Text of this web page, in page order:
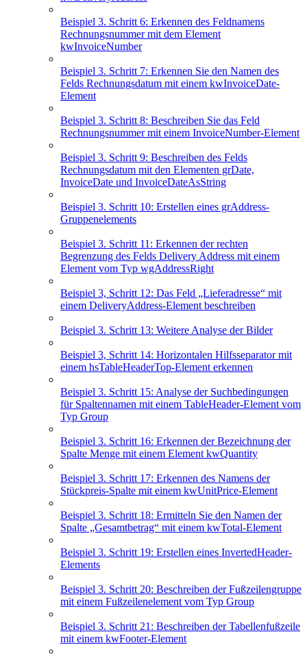
Beispiel 3. Schritt 6: Erkennen des Feldnamens
Rechnungsnummer mit dem Element
kwInvoiceNumber
Beispiel 3. Schritt 7: Erkennen Sie den Namen des
Felds Rechnungsdatum mit einem kwInvoiceDate-
Element
Beispiel 3. Schritt 8: Beschreiben Sie das Feld
Rechnungsnummer mit einem InvoiceNumber-Element
Beispiel 3. Schritt 9: Beschreiben des Felds
Rechnungsdatum mit den Elementen grDate,
InvoiceDate und InvoiceDateAsString
Beispiel 3. Schritt 10: Erstellen eines grAddress-
Gruppenelements
Beispiel 3. Schritt 11: Erkennen der rechten
Begrenzung des Felds Delivery Address mit einem
Element vom Typ wgAddressRight
Beispiel 3, Schritt 12: Das Feld „Lieferadresse“ mit
einem DeliveryAddress-Element beschreiben
Beispiel 3. Schritt 13: Weitere Analyse der Bilder
Beispiel 3, Schritt 14: Horizontalen Hilfsseparator mit
einem hsTableHeaderTop-Element erkennen
Beispiel 3. Schritt 15: Analyse der Suchbedingungen
für Spaltennamen mit einem TableHeader-Element vom
Typ Group
Beispiel 3. Schritt 16: Erkennen der Bezeichnung der
Spalte Menge mit einem Element kwQuantity
Beispiel 3. Schritt 17: Erkennen des Namens der
Stückpreis-Spalte mit einem kwUnitPrice-Element
Beispiel 3. Schritt 18: Ermitteln Sie den Namen der
Spalte „Gesamtbetrag“ mit einem kwTotal-Element
Beispiel 3. Schritt 19: Erstellen eines InvertedHeader-
Elements
Beispiel 3. Schritt 20: Beschreiben der Fußzeilengruppe
mit einem Fußzeilenelement vom Typ Group
Beispiel 3. Schritt 21: Beschreiben der Tabellenfußzeile
mit einem kwFooter-Element